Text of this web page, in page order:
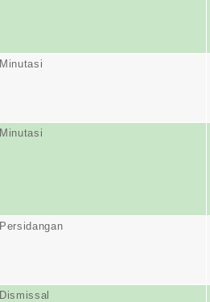
Minutasi
Minutasi
Persidangan
Dismissal